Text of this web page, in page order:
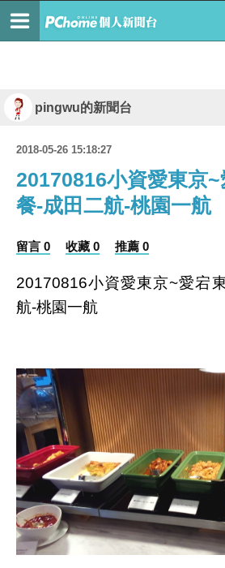
pingwu的新聞台
2018-05-26 15:18:27
20170816小資愛東京
餐-成田二航-桃園一航
留言 0 收藏 0 推薦 0
20170816小資愛東京~愛宕
航-桃園一航